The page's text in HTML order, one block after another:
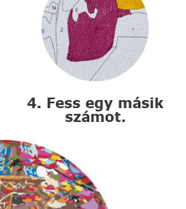
4. Fess egy másik
számot.